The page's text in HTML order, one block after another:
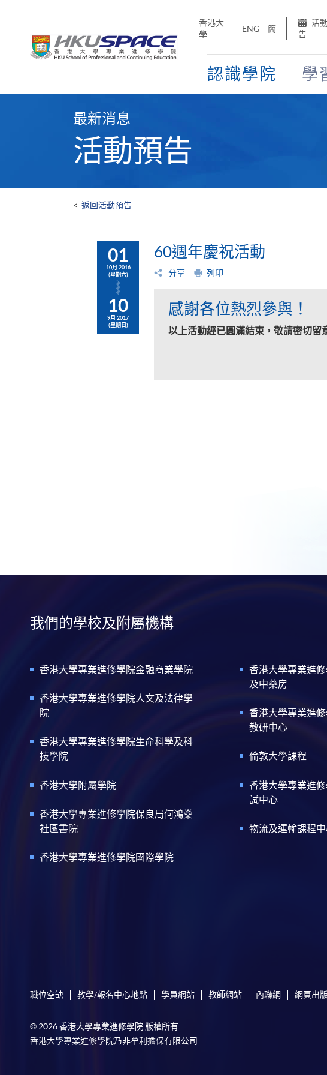
香港大
學
ENG 簡
活
告
認識學院 學
最新消息
活動預告
< 返回活動預告
01
10月 2016
(星期六)
10
9月 2017
(星期日)
60週年慶祝活動
分享 列印
感謝各位熱烈參與！
以上活動經已圓滿結束，敬請密切留
我們的學校及附屬機構
香港大學專業進修學院金融商業學院
香港大學專業進修學院人文及法律學
院
香港大學專業進修學院生命科學及科
技學院
香港大學附屬學院
香港大學專業進修學院保良局何鴻燊
社區書院
香港大學專業進修學院國際學院
香港大學專業進
及中藥房
香港大學專業進
教研中心
倫敦大學課程
香港大學專業進
試中心
物流及運輸課程
職位空缺 教學/報名中心地點 學員網站 教師網站 內聯網 網頁出
© 2026 香港大學專業進修學院 版權所有
香港大學專業進修學院乃非牟利擔保有限公司